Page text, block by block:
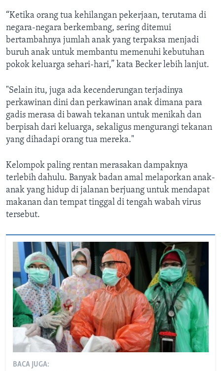
“Ketika orang tua kehilangan pekerjaan, terutama di
negara-negara berkembang, sering ditemui
bertambahnya jumlah anak yang terpaksa menjadi
buruh anak untuk membantu memenuhi kebutuhan
pokok keluarga sehari-hari,” kata Becker lebih lanjut.
"Selain itu, juga ada kecenderungan terjadinya
perkawinan dini dan perkawinan anak dimana para
gadis merasa di bawah tekanan untuk menikah dan
berpisah dari keluarga, sekaligus mengurangi tekanan
yang dihadapi orang tua mereka."
Kelompok paling rentan merasakan dampaknya
terlebih dahulu. Banyak badan amal melaporkan anak-
anak yang hidup di jalanan berjuang untuk mendapat
makanan dan tempat tinggal di tengah wabah virus
tersebut.
BACA JUGA: